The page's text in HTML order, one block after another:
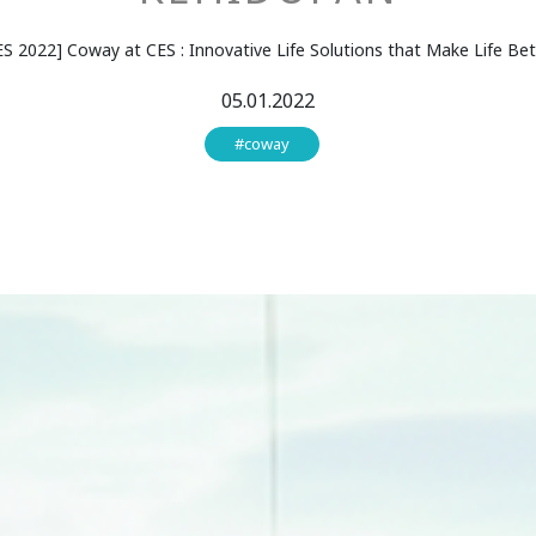
2022] Coway at CES : Innovative Life Solutions that Make Life
05.01.2022
#coway